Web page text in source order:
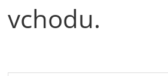
vchodu.